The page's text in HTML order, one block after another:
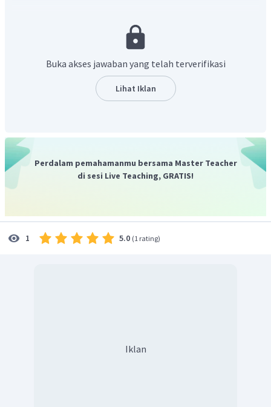
manusia sehingga mengakibatkan timbulnya korban
jiwa manusia, kerusakan lingkungan, kerugian harta
Buka akses jawaban yang telah terverifikasi
Lihat Iklan
Perdalam pemahamanmu bersama Master Teacher
di sesi Live Teaching, GRATIS!
1 5.0 (1 rating)
Iklan